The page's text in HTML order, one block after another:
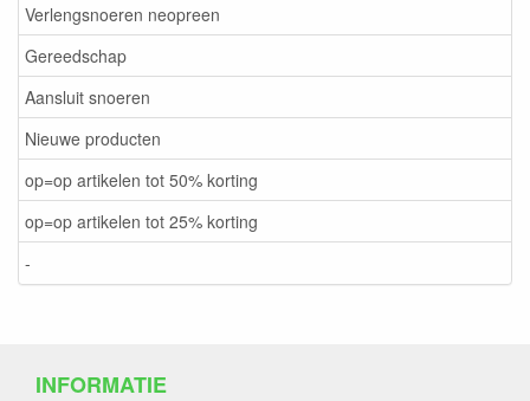
Verlengsnoeren neopreen
Gereedschap
Aansluit snoeren
Nieuwe producten
op=op artikelen tot 50% korting
op=op artikelen tot 25% korting
-
INFORMATIE